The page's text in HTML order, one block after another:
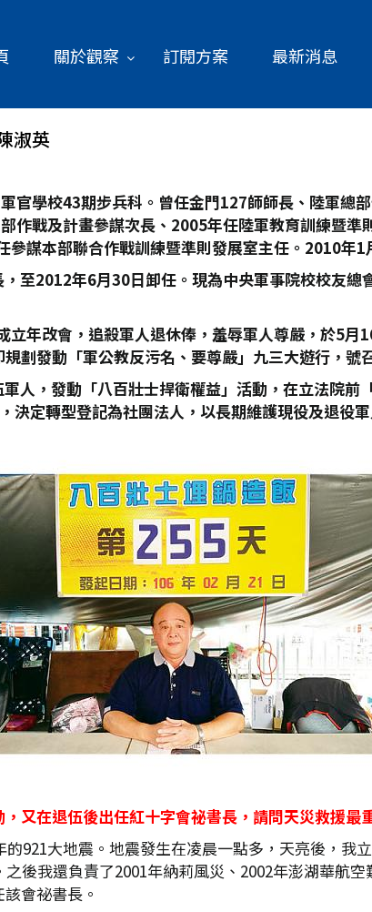
關於觀察 訂閱方案 最新消息
淑英
官學校43期步兵科。曾任金門127師師長、陸軍總
作戰及計畫參謀次長、2005年任陸軍教育訓練暨
謀本部聯合作戰訓練暨準則發展室主任。2010年
至2012年6月30日卸任。現為中央軍事院校校友
年改會，追殺軍人退休俸，羞辱軍人尊嚴，於5月
劃發動「軍公教反污名、要尊嚴」九三大遊行，
人，發動「八百壯士捍衛權益」活動，在立法院前
決定轉型登記為社團法人，以長期維護現役及退役
又在退伍後出任紅十字會祕書長，請問天災救援最
921大地震。地震發生在凌晨一點多，天亮後，我
後我還負責了2001年納莉風災、2002年澎湖華航
會祕書長。